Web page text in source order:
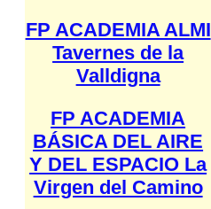
FP ACADEMIA ALMI
Tavernes de la
Valldigna
FP ACADEMIA
BÁSICA DEL AIRE
Y DEL ESPACIO La
Virgen del Camino